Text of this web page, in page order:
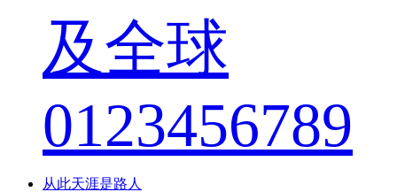
及全球
0123456789
从此天涯是路人